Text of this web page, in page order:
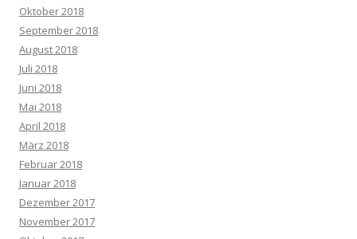
Oktober 2018
September 2018
August 2018
Juli 2018
Juni 2018
Mai 2018
April 2018
März 2018
Februar 2018
Januar 2018
Dezember 2017
November 2017